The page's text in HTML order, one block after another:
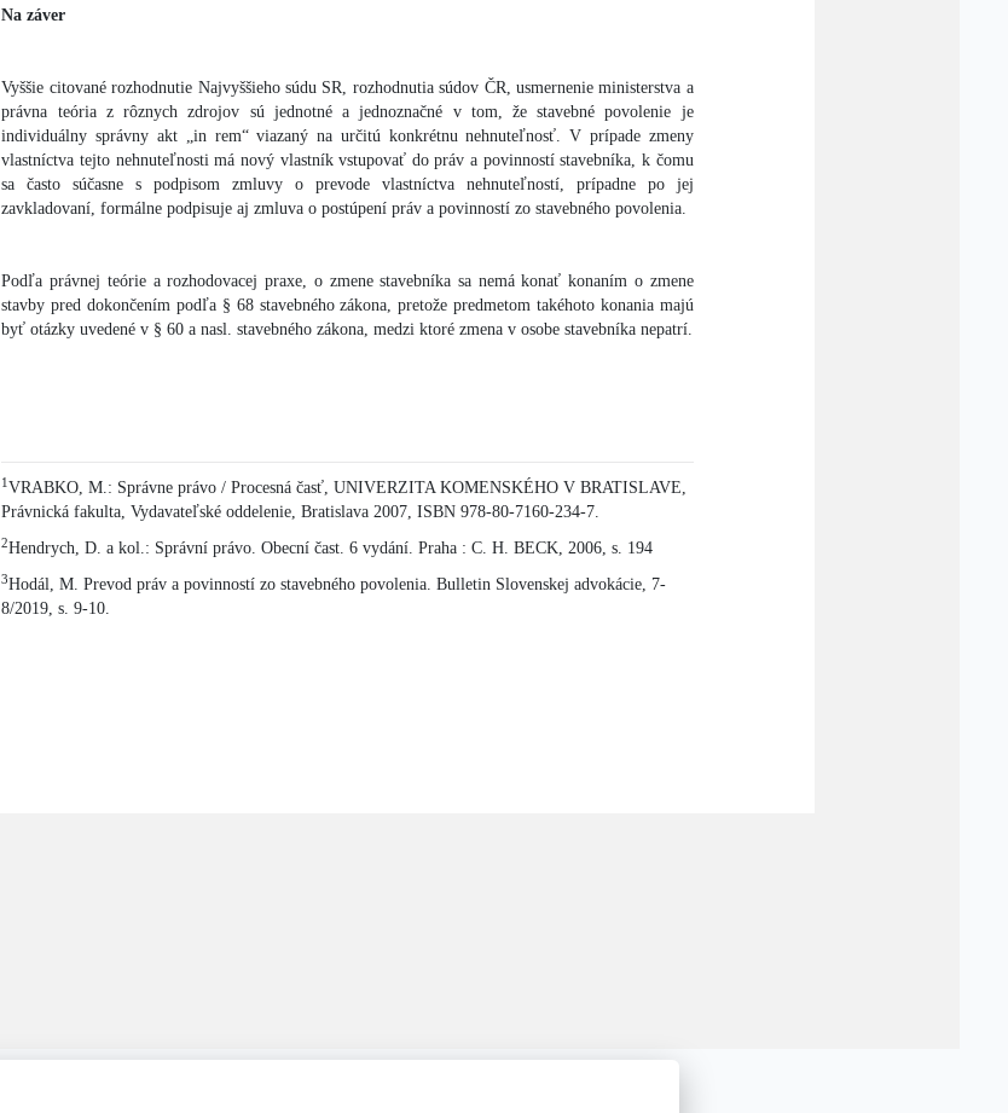
Na záver
Vyššie citované rozhodnutie Najvyššieho súdu SR, rozhodnutia súdov ČR, usmernenie ministerstva a
právna teória z rôznych zdrojov sú jednotné a jednoznačné v tom, že stavebné povolenie je
individuálny správny akt „in rem“ viazaný na určitú konkrétnu nehnuteľnosť. V prípade zmeny
vlastníctva tejto nehnuteľnosti má nový vlastník vstupovať do práv a povinností stavebníka, k čomu
sa často súčasne s podpisom zmluvy o prevode vlastníctva nehnuteľností, prípadne po jej
zavkladovaní, formálne podpisuje aj zmluva o postúpení práv a povinností zo stavebného povolenia.
Podľa právnej teórie a rozhodovacej praxe, o zmene stavebníka sa nemá konať konaním o zmene
stavby pred dokončením podľa § 68 stavebného zákona, pretože predmetom takéhoto konania majú
byť otázky uvedené v § 60 a nasl. stavebného zákona, medzi ktoré zmena v osobe stavebníka nepatrí.
1VRABKO, M.: Správne právo / Procesná časť, UNIVERZITA KOMENSKÉHO V BRATISLAVE,
Právnická fakulta, Vydavateľské oddelenie, Bratislava 2007, ISBN 978-80-7160-234-7.
2Hendrych, D. a kol.: Správní právo. Obecní čast. 6 vydání. Praha : C. H. BECK, 2006, s. 194
3Hodál, M. Prevod práv a povinností zo stavebného povolenia. Bulletin Slovenskej advokácie, 7-
8/2019, s. 9-10.